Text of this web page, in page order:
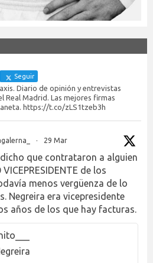
Seguir
Diario de opinión y entrevistas
Real Madrid. Las mejores firmas
https://t.co/zLS1tzeb3h
· 29 Mar
que contrataron a alguien
de los
menos vergüenza de lo
Negreira era vicepresidente
años de los que hay facturas.